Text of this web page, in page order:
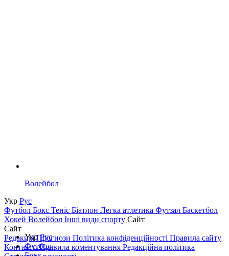
Волейбол
Укр Рус
Футбол Бокс Теніс Біатлон Легка атлетика Футзал Баскетбол
Хокей Волейбол Інші види спорту Сайт
Сайт
РедакціяПрогнози Політика конфіденційності Правила сайту
КонтактиПравила коментування Редакційна політика
УкрРус
Футбол